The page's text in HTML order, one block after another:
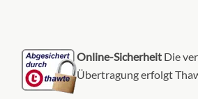
Online-Sicherheit Die
Übertragung erfolgt